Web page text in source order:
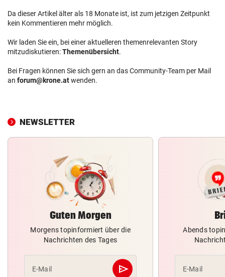
Da dieser Artikel älter als 18 Monate ist, ist zum jetzigen Zeitpunkt
kein Kommentieren mehr möglich.
Wir laden Sie ein, bei einer aktuelleren themenrelevanten Story
mitzudiskutieren:Themenübersicht.
Bei Fragen können Sie sich gern an das Community-Team per Mail
an forum@krone.atwenden.
NEWSLETTER
Guten Morgen
Morgens topinformiert über die
Nachrichten des Tages
E-Mail send
Abschicken
Abends
E-Mail